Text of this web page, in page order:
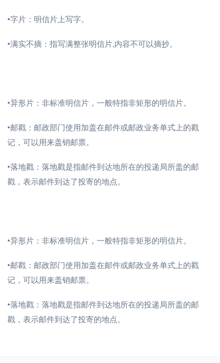
•字片：明信片上写字。
•满实不摘：指写满整张明信片,内容不可以摘抄。
•异形片：非标准明信片，一般特指非矩形的明信片。
•邮戳：邮政部门使用加盖在邮件或邮政业务单式上的戳
记，可以用来盖销邮票。
•落地戳：落地戳是指邮件到达地所在的投递局所盖的邮
戳，表示邮件到达了投寄的地点。
•异形片：非标准明信片，一般特指非矩形的明信片。
•邮戳：邮政部门使用加盖在邮件或邮政业务单式上的戳
记，可以用来盖销邮票。
•落地戳：落地戳是指邮件到达地所在的投递局所盖的邮
戳，表示邮件到达了投寄的地点。